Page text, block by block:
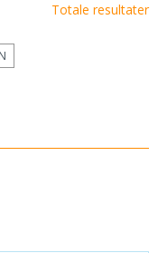
Totale resultater